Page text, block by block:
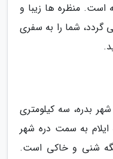
است. منظره ها زیبا و
گردد، شما را به سفری
شمال شهر بدره، سه کیلومتری
به سمت دره شهر
شنی و خاکی است.